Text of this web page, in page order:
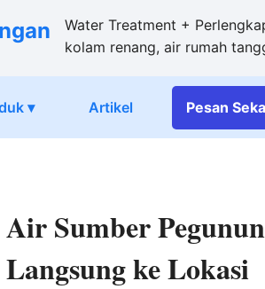
Water Treatment +
kolam renang, air rumah
▾ Artikel Pesan
Sumber
ke Lokasi